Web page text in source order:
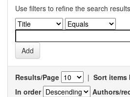
Use filters to refine the search
Results/Page | Sort items
In order
Authors/